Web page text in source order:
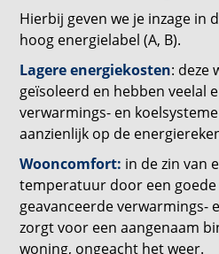
Hierbij geven we je inzage in
hoog energielabel (A, B).
Lagere energiekosten: deze
geïsoleerd en hebben veelal
verwarmings- en
aanzienlijk op de
Wooncomfort: in de zin van
temperatuur door een goede
geavanceerde verwarmings-
zorgt voor een aangenaam
woning, ongeacht het weer.